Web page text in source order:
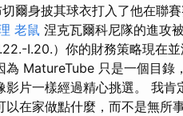
爾身披其球衣打入了他在聯
老鼠 涅克瓦爾科尼隊的進攻
I.20.）你的財務策略現在
為 MatureTube 只是一個目錄
片一樣經過精心挑選。 我
在家做點什麼，而不是無所